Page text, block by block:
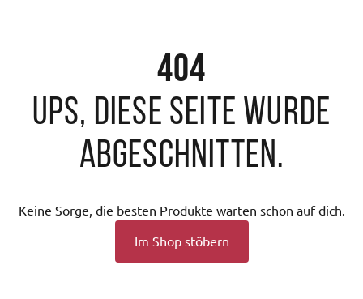
404
Ups, diese Seite wurde
abgeschnitten.
Keine Sorge, die besten Produkte warten schon auf dich.
Im Shop stöbern